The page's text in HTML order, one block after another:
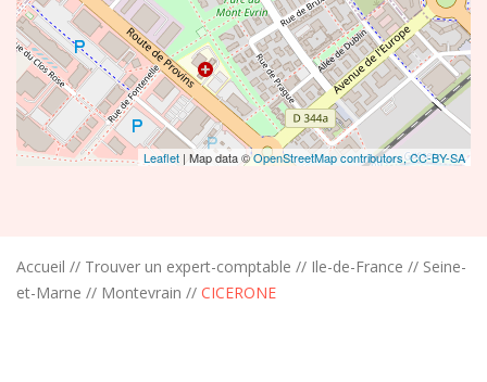
Leaflet | Map data ©OpenStreetMap contributors,CC-BY-SA
Accueil // Trouver un expert-comptable // Ile-de-France // Seine-
et-Marne // Montevrain // CICERONE